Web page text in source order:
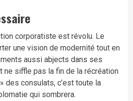
corporatiste est révolu. Le
une vision de modernité tout en
aussi abjects dans ses
ne siffle pas la fin de la récréation
des consulats, c’est toute la
qui sombrera.